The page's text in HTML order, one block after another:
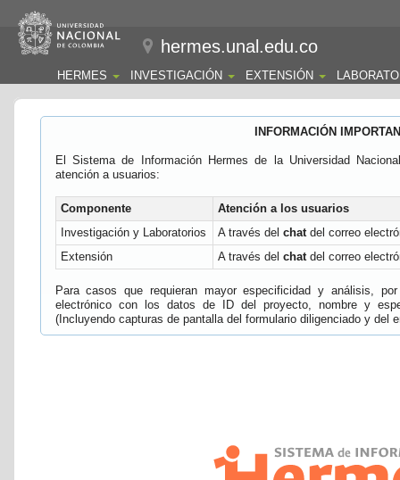
hermes.unal.edu.co
HERMES INVESTIGACIÓN EXTENSIÓN
INFORMACIÓN
El Sistema de Información Hermes de la Universidad
atención a usuarios:
Componente
Atención a los usuarios
Investigación y Laboratorios
A través del chatdel correo
Extensión
A través del chatdel correo
Para casos que requieran mayor especificidad y análisis,
electrónico con los datos de ID del proyecto, nombre y
(Incluyendo capturas de pantalla del formulario diligenciado y del